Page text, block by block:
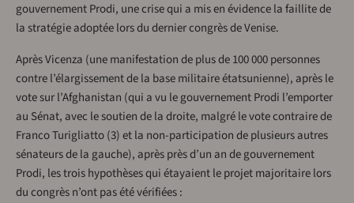
gouvernement Prodi, une crise qui a mis en évidence la faillite de
la stratégie adoptée lors du dernier congrès de Venise.
Après Vicenza (une manifestation de plus de 100 000 personnes
contre l’élargissement de la base militaire étatsunienne), après le
vote sur l’Afghanistan (qui a vu le gouvernement Prodi l’emporter
au Sénat, avec le soutien de la droite, malgré le vote contraire de
Franco Turigliatto (3) et la non-participation de plusieurs autres
sénateurs de la gauche), après près d’un an de gouvernement
Prodi, les trois hypothèses qui étayaient le projet majoritaire lors
du congrès n’ont pas été vérifiées :